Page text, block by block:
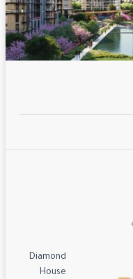
Diamond
House